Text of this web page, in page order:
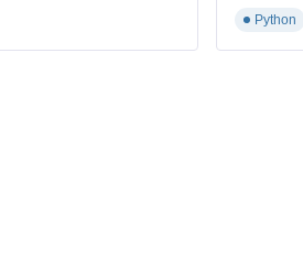
Python